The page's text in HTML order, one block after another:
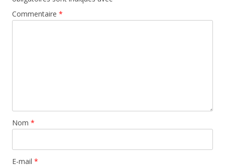
Commentaire *
Nom *
E-mail *